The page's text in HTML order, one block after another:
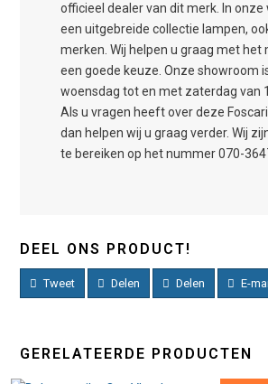
officieel dealer van dit merk. In onze
een uitgebreide collectie lampen,
merken. Wij helpen u graag met het
een goede keuze. Onze showroom
woensdag tot en met zaterdag van
Als u vragen heeft over deze
dan helpen wij u graag verder. Wij
te bereiken op het nummer 070-
DEEL ONS PRODUCT!
Tweet Delen Delen E-
GERELATEERDE PRODUCTEN